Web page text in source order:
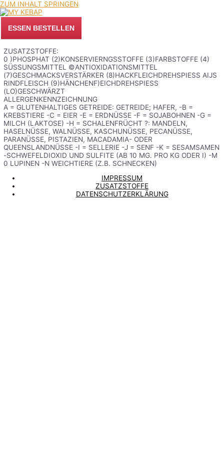
ZUM INHALT SPRINGEN
ESSEN BESTELLEN
ZUSATZSTOFFE:
0 )PHOSPHAT (2)KONSERVIERNGSSTOFFE (3)FARBSTOFFE (4)
SÜSSUNGSMITTEL ©ANTIOXIDATIONSMITTEL (
7)GESCHMACKSVERSTÄRKER (8)HACKFLEICHDREHSPIESS AIJS RI
NDFLEISCH (9)HÄNCHENF)EICHDREHSPIESS (LO
)GESCHWÄRZT
ALLERGENKENNZEICHNUNG
A = GLUTENHALTIGES GETREIDE: GETREIDE; HAFER, -B =
KREBSTIERE -C = EIER -E = ERDNÜSSE -F = SOJABOHNEN -G =
MILCH (LAKTOSE) -H = SCHALENFRÜCHT ?: MANDELN,
HASELNÜSSE, WALNÜSSE, KASCHUNÜSSE, PECANÜSSE,
PARANÜSSE, PISTAZIEN, MACADAMIA- ODER
QUEENSLANDNÜSSE -I = SELLERIE -J = SENF -K = SESAMSAMEN
-SCHWEFELDIOXID UND SULFITE (AB 10 MG. PRO KG ODER I) -M
0 LUPINEN -N WEICHTIERE (Z.B. SCHNECKEN)
IMPRESSUM
ZUSATZSTOFFE
DATENSCHUTZERKLÄRUNG